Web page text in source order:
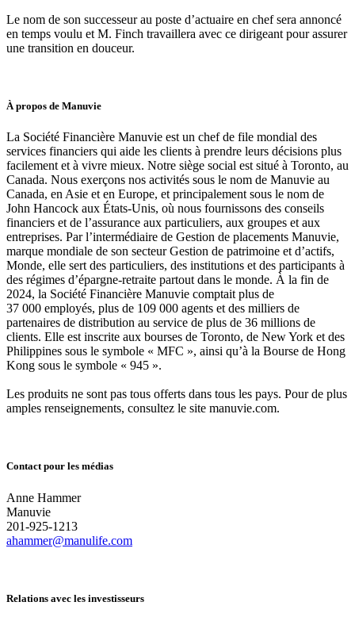
Le nom de son successeur au poste d’actuaire en chef sera annoncé
en temps voulu et M. Finch travaillera avec ce dirigeant pour assurer
une transition en douceur.
À propos de Manuvie
La Société Financière Manuvie est un chef de file mondial des
services financiers qui aide les clients à prendre leurs décisions plus
facilement et à vivre mieux. Notre siège social est situé à Toronto, au
Canada. Nous exerçons nos activités sous le nom de Manuvie au
Canada, en Asie et en Europe, et principalement sous le nom de
John Hancock aux États-Unis, où nous fournissons des conseils
financiers et de l’assurance aux particuliers, aux groupes et aux
entreprises. Par l’intermédiaire de Gestion de placements Manuvie,
marque mondiale de son secteur Gestion de patrimoine et d’actifs,
Monde, elle sert des particuliers, des institutions et des participants à
des régimes d’épargne-retraite partout dans le monde. À la fin de
2024, la Société Financière Manuvie comptait plus de
37 000 employés, plus de 109 000 agents et des milliers de
partenaires de distribution au service de plus de 36 millions de
clients. Elle est inscrite aux bourses de Toronto, de New York et des
Philippines sous le symbole « MFC », ainsi qu’à la Bourse de Hong
Kong sous le symbole « 945 ».
Les produits ne sont pas tous offerts dans tous les pays. Pour de plus
amples renseignements, consultez le site manuvie.com.
Contact pour les médias
Anne Hammer
Manuvie
201-925-1213
ahammer@manulife.com
Relations avec les investisseurs